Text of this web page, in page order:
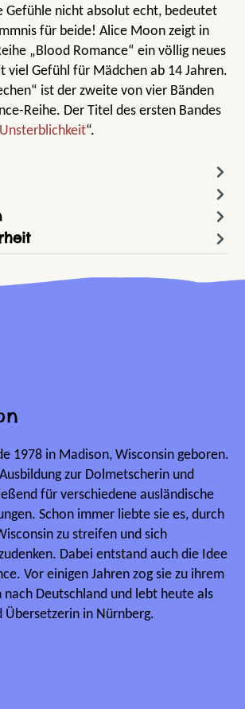
Gefühle nicht absolut echt, bedeutet
für beide! Alice Moon zeigt in
„Blood Romance“ ein völlig neues
viel Gefühl für Mädchen ab 14 Jahren.
ist der zweite von vier Bänden
Reihe. Der Titel des ersten Bandes
“.
1978 in Madison, Wisconsin geboren.
zur Dolmetscherin und
für verschiedene ausländische
Schon immer liebte sie es, durch
zu streifen und sich
Dabei entstand auch die Idee
Vor einigen Jahren zog sie zu ihrem
nach Deutschland und lebt heute als
in Nürnberg.